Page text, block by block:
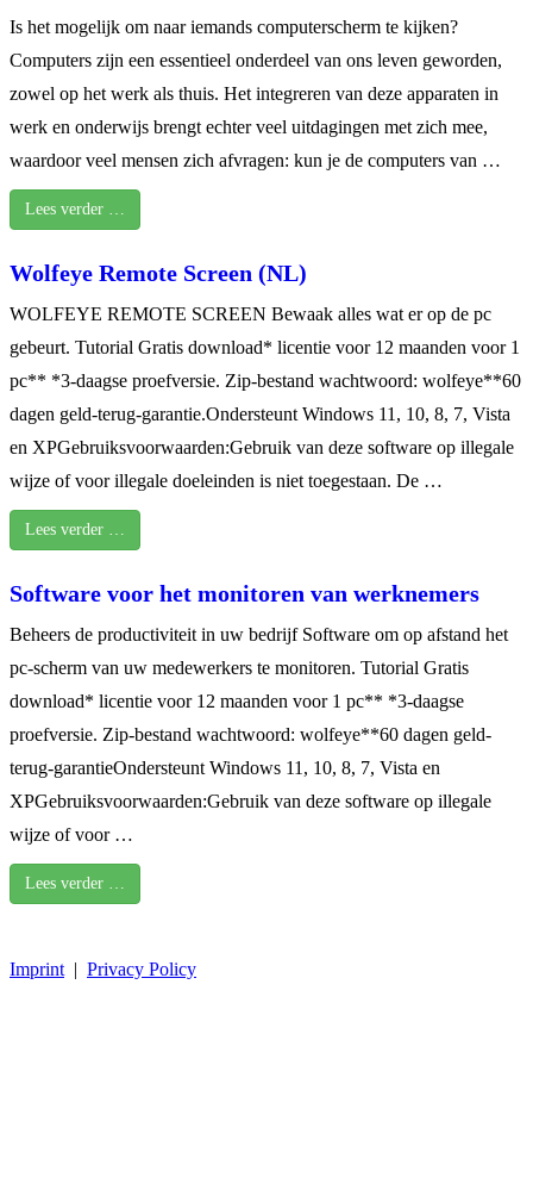
Is het mogelijk om naar iemands computerscherm te kijken?
Computers zijn een essentieel onderdeel van ons leven geworden,
zowel op het werk als thuis. Het integreren van deze apparaten in
werk en onderwijs brengt echter veel uitdagingen met zich mee,
waardoor veel mensen zich afvragen: kun je de computers van …
Lees verder …
Wolfeye Remote Screen (NL)
WOLFEYE REMOTE SCREEN Bewaak alles wat er op de pc
gebeurt. Tutorial Gratis download* licentie voor 12 maanden voor 1
pc** *3-daagse proefversie. Zip-bestand wachtwoord: wolfeye**60
dagen geld-terug-garantie.Ondersteunt Windows 11, 10, 8, 7, Vista
en XPGebruiksvoorwaarden:Gebruik van deze software op illegale
wijze of voor illegale doeleinden is niet toegestaan. De …
Lees verder …
Software voor het monitoren van werknemers
Beheers de productiviteit in uw bedrijf Software om op afstand het
pc-scherm van uw medewerkers te monitoren. Tutorial Gratis
download* licentie voor 12 maanden voor 1 pc** *3-daagse
proefversie. Zip-bestand wachtwoord: wolfeye**60 dagen geld-
terug-garantieOndersteunt Windows 11, 10, 8, 7, Vista en
XPGebruiksvoorwaarden:Gebruik van deze software op illegale
wijze of voor …
Lees verder …
Imprint | Privacy Policy